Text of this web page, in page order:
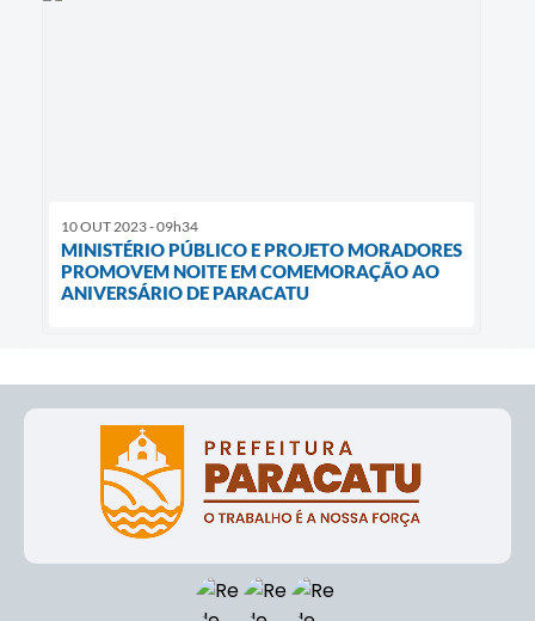
10 OUT 2023 - 09h34
MINISTÉRIO PÚBLICO E PROJETO MORADORES
PROMOVEM NOITE EM COMEMORAÇÃO AO
ANIVERSÁRIO DE PARACATU